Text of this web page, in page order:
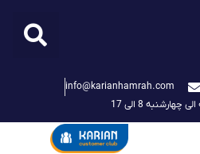
info@karianhamrah.com
چهارشنبه 8 الی 17